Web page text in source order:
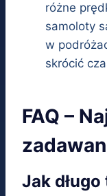
różne
samoloty
w
skrócić
FAQ –
Jak